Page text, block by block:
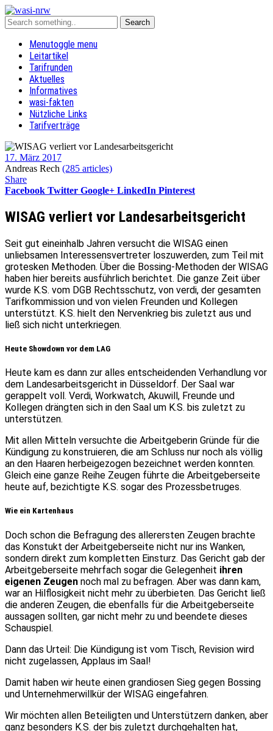
Menutoggle menu
Leitartikel
Tarifrunden
Aktuelles
Informatives
wasi-fakten
Nützliche Links
Tarifverträge
17. März 2017
Andreas Rech (285 articles)
Share
Facebook Twitter Google+ LinkedIn Pinterest
WISAG verliert vor Landesarbeitsgericht
Seit gut eineinhalb Jahren versucht die WISAG einen
unliebsamen Interessensvertreter loszuwerden, zum Teil mit
grotesken Methoden. Über die Bossing-Methoden der WISAG
haben hier bereits ausführlich berichtet. Die ganze Zeit über
wurde K.S. vom DGB Rechtsschutz, von verdi, der gesamten
Tarifkommission und von vielen Freunden und Kollegen
unterstützt. K.S. hielt den Nervenkrieg bis zuletzt aus und
ließ sich nicht unterkriegen.
Heute Showdown vor dem LAG
Heute kam es dann zur alles entscheidenden Verhandlung vor
dem Landesarbeitsgericht in Düsseldorf. Der Saal war
gerappelt voll. Verdi, Workwatch, Akuwill, Freunde und
Kollegen drängten sich in den Saal um K.S. bis zuletzt zu
unterstützen.
Mit allen Mitteln versuchte die Arbeitgeberin Gründe für die
Kündigung zu konstruieren, die am Schluss nur noch als völlig
an den Haaren herbeigezogen bezeichnet werden konnten.
Gleich eine ganze Reihe Zeugen führte die Arbeitgeberseite
heute auf, bezichtigte K.S. sogar des Prozessbetruges.
Wie ein Kartenhaus
Doch schon die Befragung des allerersten Zeugen brachte
das Konstukt der Arbeitgeberseite nicht nur ins Wanken,
sondern direkt zum kompletten Einsturz. Das Gericht gab der
Arbeitgeberseite mehrfach sogar die Gelegenheit ihren
eigenen Zeugen noch mal zu befragen. Aber was dann kam,
war an Hilflosigkeit nicht mehr zu überbieten. Das Gericht ließ
die anderen Zeugen, die ebenfalls für die Arbeitgeberseite
aussagen sollten, gar nicht mehr zu und beendete dieses
Schauspiel.
Dann das Urteil: Die Kündigung ist vom Tisch, Revision wird
nicht zugelassen, Applaus im Saal!
Damit haben wir heute einen grandiosen Sieg gegen Bossing
und Unternehmerwillkür der WISAG eingefahren.
Wir möchten allen Beteiligten und Unterstützern danken, aber
ganz besonders K.S. der bis zuletzt durchgehalten hat,